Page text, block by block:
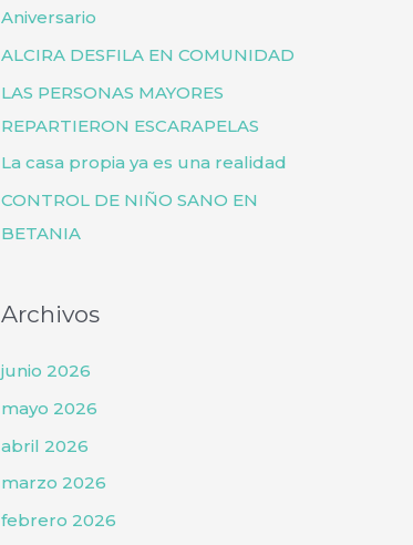
r
:
Aniversario
ALCIRA DESFILA EN COMUNIDAD
LAS PERSONAS MAYORES
REPARTIERON ESCARAPELAS
La casa propia ya es una realidad
CONTROL DE NIÑO SANO EN
BETANIA
Archivos
junio 2026
mayo 2026
abril 2026
marzo 2026
febrero 2026